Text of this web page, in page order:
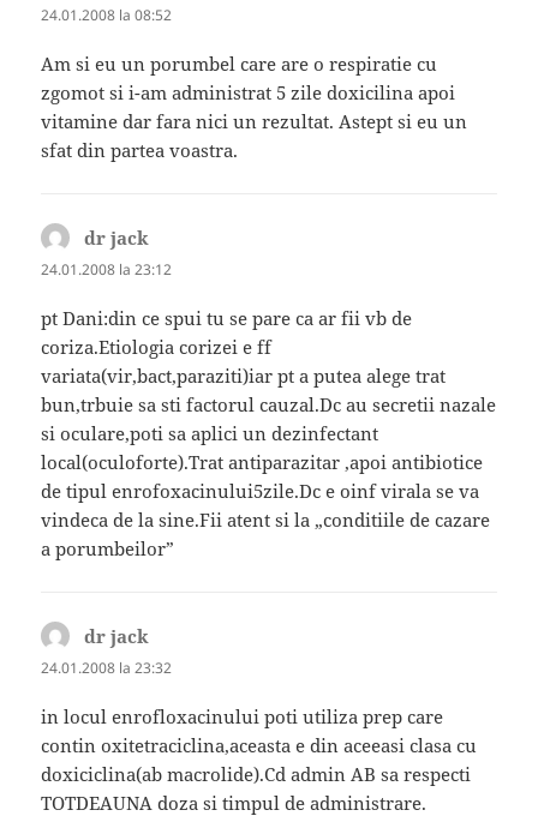
24.01.2008 la 08:52
Am si eu un porumbel care are o respiratie cu
zgomot si i-am administrat 5 zile doxicilina apoi
vitamine dar fara nici un rezultat. Astept si eu un
sfat din partea voastra.
dr jack
24.01.2008 la 23:12
pt Dani:din ce spui tu se pare ca ar fii vb de
coriza.Etiologia corizei e ff
variata(vir,bact,paraziti)iar pt a putea alege trat
bun,trbuie sa sti factorul cauzal.Dc au secretii nazale
si oculare,poti sa aplici un dezinfectant
local(oculoforte).Trat antiparazitar ,apoi antibiotice
de tipul enrofoxacinului5zile.Dc e oinf virala se va
vindeca de la sine.Fii atent si la „conditiile de cazare
a porumbeilor”
dr jack
24.01.2008 la 23:32
in locul enrofloxacinului poti utiliza prep care
contin oxitetraciclina,aceasta e din aceeasi clasa cu
doxiciclina(ab macrolide).Cd admin AB sa respecti
TOTDEAUNA doza si timpul de administrare.